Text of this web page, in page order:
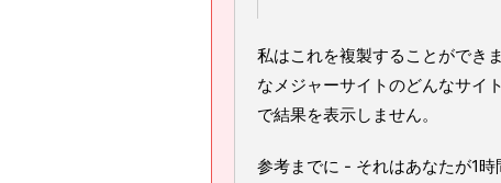
私はこれを複製することができ
なメジャーサイトのどんなサイ
で結果を表示しません。
参考までに - それはあなたが1